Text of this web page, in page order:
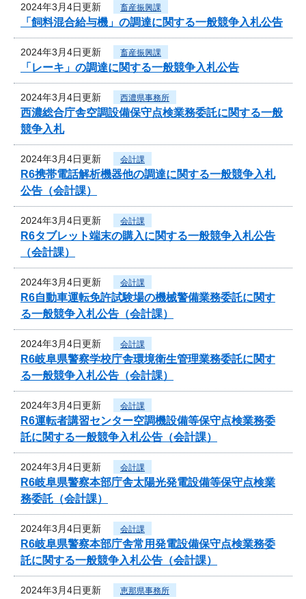
2024年3月4日更新 畜産振興課
「飼料混合給与機」の調達に関する一般競争入札公告
2024年3月4日更新 畜産振興課
「レーキ」の調達に関する一般競争入札公告
2024年3月4日更新 西濃県事務所
西濃総合庁舎空調設備保守点検業務委託に関する一般
競争入札
2024年3月4日更新 会計課
R6携帯電話解析機器他の調達に関する一般競争入札
公告（会計課）
2024年3月4日更新 会計課
R6タブレット端末の購入に関する一般競争入札公告
（会計課）
2024年3月4日更新 会計課
R6自動車運転免許試験場の機械警備業務委託に関す
る一般競争入札公告（会計課）
2024年3月4日更新 会計課
R6岐阜県警察学校庁舎環境衛生管理業務委託に関す
る一般競争入札公告（会計課）
2024年3月4日更新 会計課
R6運転者講習センター空調機設備等保守点検業務委
託に関する一般競争入札公告（会計課）
2024年3月4日更新 会計課
R6岐阜県警察本部庁舎太陽光発電設備等保守点検業
務委託（会計課）
2024年3月4日更新 会計課
R6岐阜県警察本部庁舎常用発電設備保守点検業務委
託に関する一般競争入札公告（会計課）
2024年3月4日更新 恵那県事務所